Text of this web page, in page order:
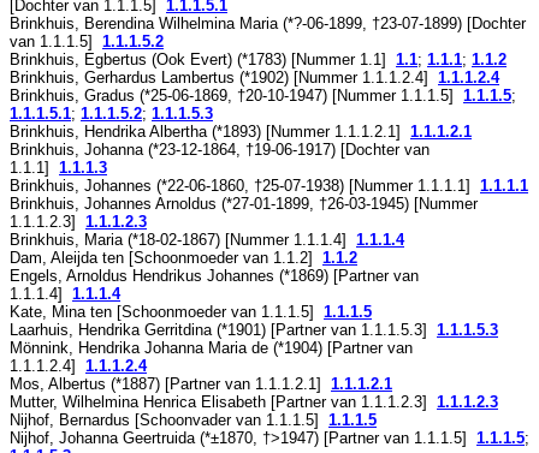
[Dochter van 1.1.1.5] 1.1.1.5.1
Brinkhuis, Berendina Wilhelmina Maria (*?-06-1899 , †23-07-1899) [Dochter
van 1.1.1.5] 1.1.1.5.2
Brinkhuis, Egbertus (Ook Evert) (*1783) [Nummer 1.1] 1.1; 1.1.1; 1.1.2
Brinkhuis, Gerhardus Lambertus (*1902) [Nummer 1.1.1.2.4] 1.1.1.2.4
Brinkhuis, Gradus (*25-06-1869 , †20-10-1947) [Nummer 1.1.1.5] 1.1.1.5;
1.1.1.5.1; 1.1.1.5.2; 1.1.1.5.3
Brinkhuis, Hendrika Albertha (*1893) [Nummer 1.1.1.2.1] 1.1.1.2.1
Brinkhuis, Johanna (*23-12-1864 , †19-06-1917) [Dochter van
1.1.1] 1.1.1.3
Brinkhuis, Johannes (*22-06-1860 , †25-07-1938) [Nummer 1.1.1.1] 1.1.1.1
Brinkhuis, Johannes Arnoldus (*27-01-1899 , †26-03-1945) [Nummer
1.1.1.2.3] 1.1.1.2.3
Brinkhuis, Maria (*18-02-1867) [Nummer 1.1.1.4] 1.1.1.4
Dam, Aleijda ten [Schoonmoeder van 1.1.2] 1.1.2
Engels, Arnoldus Hendrikus Johannes (*1869) [Partner van
1.1.1.4] 1.1.1.4
Kate, Mina ten [Schoonmoeder van 1.1.1.5] 1.1.1.5
Laarhuis, Hendrika Gerritdina (*1901) [Partner van 1.1.1.5.3] 1.1.1.5.3
Mönnink, Hendrika Johanna Maria de (*1904) [Partner van
1.1.1.2.4] 1.1.1.2.4
Mos, Albertus (*1887) [Partner van 1.1.1.2.1] 1.1.1.2.1
Mutter, Wilhelmina Henrica Elisabeth [Partner van 1.1.1.2.3] 1.1.1.2.3
Nijhof, Bernardus [Schoonvader van 1.1.1.5] 1.1.1.5
Nijhof, Johanna Geertruida (*±1870 , †>1947) [Partner van 1.1.1.5] 1.1.1.5;